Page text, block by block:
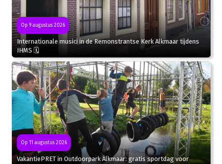
Op 9 augustus 2026
Internationale musici in de Remonstrantse Kerk Alkmaar tijdens
IHMS 🗓
Op 11 augustus 2026
VakantiePRET in Outdoorpark Alkmaar: gratis sportdag voor